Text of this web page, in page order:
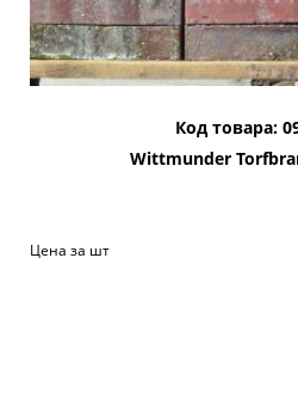
Код товара:
Wittmunder
Цена за шт